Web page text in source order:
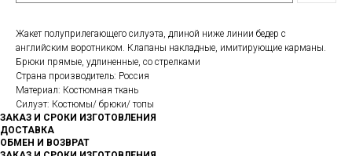
Жакет полуприлегающего силуэта, длиной ниже линии бедер с
английским воротником. Клапаны накладные, имитирующие карманы.
Брюки прямые, удлиненные, со стрелками
Страна производитель: Россия
Материал: Костюмная ткань
Силуэт: Костюмы/ брюки/ топы
ЗАКАЗ И СРОКИ ИЗГОТОВЛЕНИЯ
ДОСТАВКА
ОБМЕН И ВОЗВРАТ